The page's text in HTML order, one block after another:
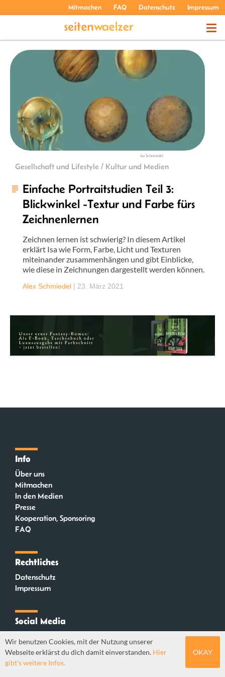
Mitmachen FAQ Datenschutz Impressum
THEMEN
ÜBER UNS
Isa Schmiedel
Gesellschaft und Lifestyle / Kultur und Medien
Einfache Portraitstudien Teil 3:
Blickwinkel -Textur und Farbe fürs
Zeichnenlernen
Zeichnen lernen ist schwierig? In diesem Artikel
erklärt Isa wie Form, Farbe, Licht und Texturen
miteinander zusammenhängen und gibt Einblicke,
wie diese in Zeichnungen dargestellt werden können.
Alex Schmiedel | 23. März 2021
Info
Über uns
Mitmachen
In den Medien
Presse
Kooperation, Sponsoring
FAQ
Rechtliches
Datenschutz
Impressum
Social Media
Mastodon
Wir benutzen Cookies, mit der Nutzung unserer
Webseite erklärst du dich damit einverstanden. Hier
gibt's weitere Infos.
OKAY